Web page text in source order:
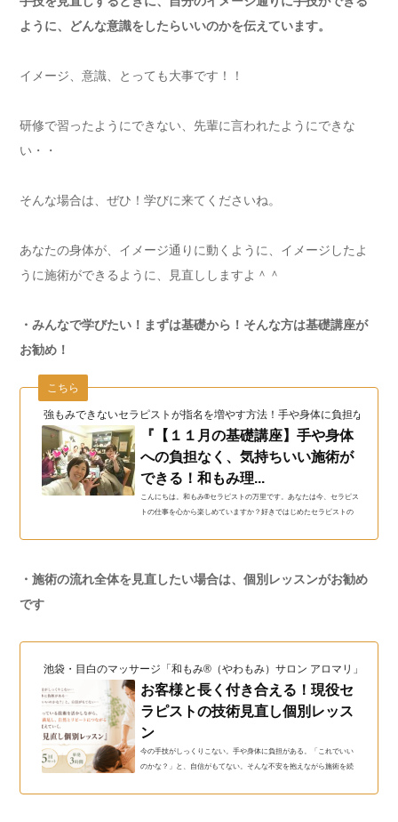
ように、どんな意識をしたらいいのかを伝えています。
イメージ、意識、とっても大事です！！
研修で習ったようにできない、先輩に言われたようにできな
い・・
そんな場合は、ぜひ！学びに来てくださいね。
あなたの身体が、イメージ通りに動くように、イメージしたよ
うに施術ができるように、見直ししますよ＾＾
・みんなで学びたい！まずは基礎から！そんな方は基礎講座が
お勧め！
強もみできないセラピストが指名を増やす方法！手や身体に負担なく長く
こちら
『【１１月の基礎講座】手や身体
への負担なく、気持ちいい施術が
できる！和もみ理...
こんにちは。和もみ®セラピストの万里です。あなたは今、セラピス
トの仕事を心から楽しめていますか？好きではじめたセラピストの
・施術の流れ全体を見直したい場合は、個別レッスンがお勧め
です
池袋・目白のマッサージ「和もみ®（やわもみ）サロン アロマリ」（和
お客様と長く付き合える！現役セ
ラピストの技術見直し個別レッス
ン
今の手技がしっくりこない。手や身体に負担がある。「これでいい
のかな？」と、自信がもてない。そんな不安を抱えながら施術を続
ではなく、すでに持っている技術を活かしながら、お客様が満足